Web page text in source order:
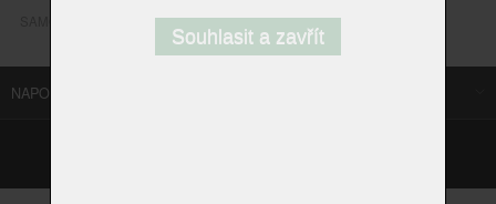
NAPOSLEDY NAVŠTÍVENÉ ODKAZY
Souhlasit a zavřít